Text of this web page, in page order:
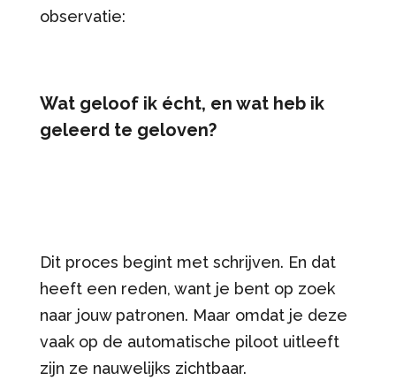
observatie:
Wat geloof ik écht, en wat heb ik
geleerd te geloven?
Dit proces begint met schrijven. En dat
heeft een reden, want je bent op zoek
naar jouw patronen. Maar omdat je deze
vaak op de automatische piloot uitleeft
zijn ze nauwelijks zichtbaar.